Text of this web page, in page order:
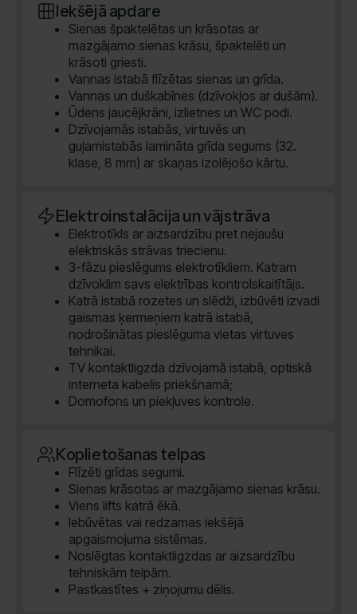
Iekšējā apdare
Sienas špaktelētas un krāsotas ar
mazgājamo sienas krāsu, špaktelēti un
krāsoti griesti.
Vannas istabā flīzētas sienas un grīda.
Vannas un duškabīnes (dzīvokļos ar dušām).
Ūdens jaucējkrāni, izlietnes un WC podi.
Dzīvojamās istabās, virtuvēs un
guļamistabās lamināta grīda segums (32.
klase, 8 mm) ar skaņas izolējošo kārtu.
Elektroinstalācija un vājstrāva
Elektrotīkls ar aizsardzību pret nejaušu
elektriskās strāvas triecienu.
3-fāzu pieslēgums elektrotīkliem. Katram
dzīvoklim savs elektrības kontrolskaitītājs.
Katrā istabā rozetes un slēdži, izbūvēti izvadi
gaismas ķermeņiem katrā istabā,
nodrošinātas pieslēguma vietas virtuves
tehnikai.
TV kontaktligzda dzīvojamā istabā, optiskā
interneta kabelis priekšnamā;
Domofons un piekļuves kontrole.
Koplietošanas telpas
Flīzēti grīdas segumi.
Sienas krāsotas ar mazgājamo sienas krāsu.
Viens lifts katrā ēkā.
Iebūvētas vai redzamas iekšējā
apgaismojuma sistēmas.
Noslēgtas kontaktligzdas ar aizsardzību
tehniskām telpām.
Pastkastītes + ziņojumu dēlis.